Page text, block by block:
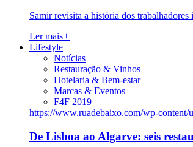
Samir revisita a história dos
Ler mais+
Lifestyle
Notícias
Restauração & Vinhos
Hotelaria & Bem-estar
Marcas & Eventos
F4F 2019
https://www.ruadebaixo.com/wp-content/
De Lisboa ao Algarve: seis